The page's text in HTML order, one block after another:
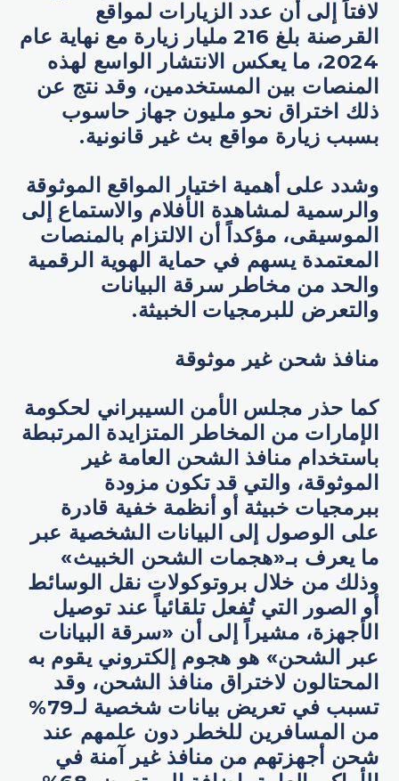
لافتاً إلى أن عدد الزيارات لمواقع
القرصنة بلغ 216 مليار زيارة مع نهاية عام
2024، ما يعكس الانتشار الواسع لهذه
المنصات بين المستخدمين، وقد نتج عن
ذلك اختراق نحو مليون جهاز حاسوب
بسبب زيارة مواقع بث غير قانونية.
وشدد على أهمية اختيار المواقع الموثوقة
والرسمية لمشاهدة الأفلام والاستماع إلى
الموسيقى، مؤكداً أن الالتزام بالمنصات
المعتمدة يسهم في حماية الهوية الرقمية
والحد من مخاطر سرقة البيانات
والتعرض للبرمجيات الخبيثة.
منافذ شحن غير موثوقة
كما حذر مجلس الأمن السيبراني لحكومة
الإمارات من المخاطر المتزايدة المرتبطة
باستخدام منافذ الشحن العامة غير
الموثوقة، والتي قد تكون مزودة
ببرمجيات خبيثة أو أنظمة خفية قادرة
على الوصول إلى البيانات الشخصية عبر
ما يعرف بـ«هجمات الشحن الخبيث»
وذلك من خلال بروتوكولات نقل الوسائط
أو الصور التي تُفعل تلقائياً عند توصيل
الأجهزة، مشيراً إلى أن «سرقة البيانات
عبر الشحن» هو هجوم إلكتروني يقوم به
المحتالون لاختراق منافذ الشحن، وقد
تسبب في تعريض بيانات شخصية لـ79%
من المسافرين للخطر دون علمهم عند
شحن أجهزتهم من منافذ غير آمنة في